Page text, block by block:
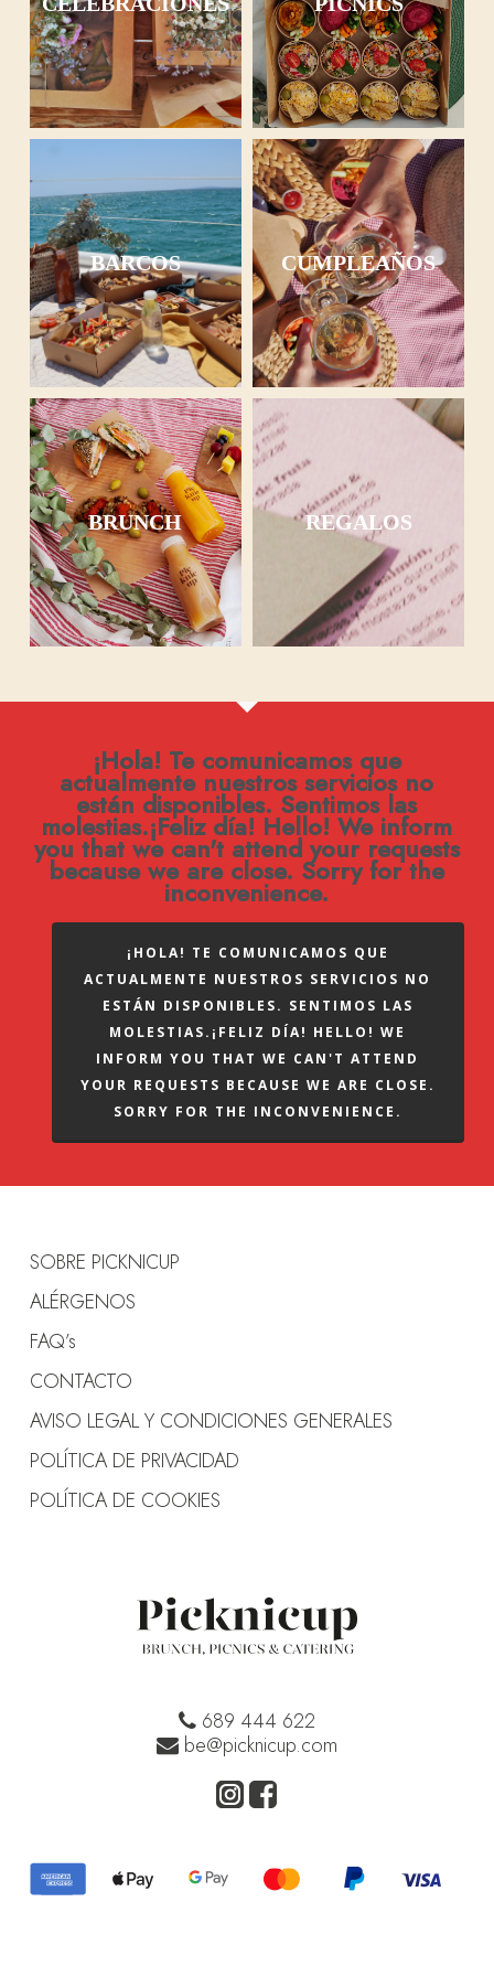
BARCOS CUMPLEAÑOS
BRUNCH REGALOS
¡Hola! Te comunicamos que
actualmente nuestros servicios no
están disponibles. Sentimos las
molestias.¡Feliz día! Hello! We inform
you that we can't attend your requests
because we are close. Sorry for the
inconvenience.
¡HOLA! TE COMUNICAMOS QUE
ACTUALMENTE NUESTROS SERVICIOS NO
ESTÁN DISPONIBLES. SENTIMOS LAS
MOLESTIAS.¡FELIZ DÍA! HELLO! WE
INFORM YOU THAT WE CAN'T ATTEND
YOUR REQUESTS BECAUSE WE ARE CLOSE.
SORRY FOR THE INCONVENIENCE.
SOBRE PICKNICUP
ALÉRGENOS
FAQ’s
CONTACTO
AVISO LEGAL Y CONDICIONES GENERALES
POLÍTICA DE PRIVACIDAD
POLÍTICA DE COOKIES
689 444 622
be@picknicup.com